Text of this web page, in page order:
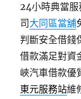
24小時典當
司 大同區當舖
判斷安全借錢
借款滿足對資
峽汽車借款優
東元服務站維